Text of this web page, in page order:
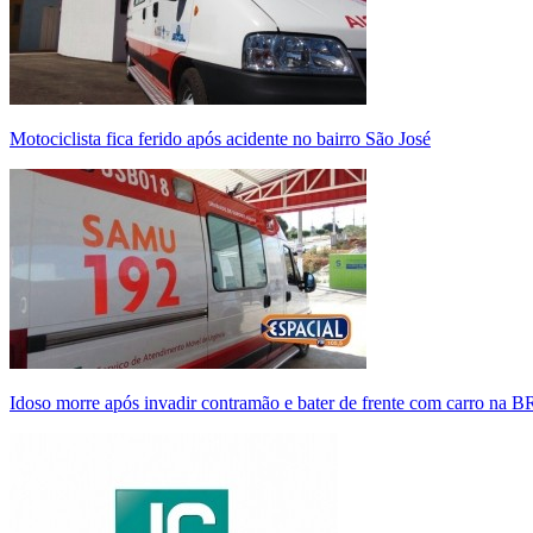
Motociclista fica ferido após acidente no bairro São José
Idoso morre após invadir contramão e bater de frente com carro na